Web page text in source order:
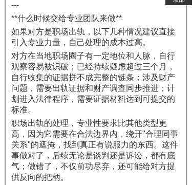
---
**什么时候交给专业团队来做**
如果对方是职场出轨，以下几种情况建议直接
引入专业力量，自己处理的成本过高。
对方在当地职场圈子有一定地位和人脉，自行
观察容易被识破；已经持续疑虑超过三个月，
自行收集的证据拼不成完整的链条；涉及财产
问题，需要出轨证据和财产调查同步推进；计
划进入法律程序，需要证据材料达到可提交的
标准。
职场出轨的处理，专业性要求比其他类型更
高，因为它需要在合法边界内，绕开"合理同事
关系"的遮掩，找到真正有说服力的东西。这件
事做对了，后续无论是谈判还是诉讼，都有底
气；做错了，不仅前功尽弃，还可能给对方提
供反向的把柄。